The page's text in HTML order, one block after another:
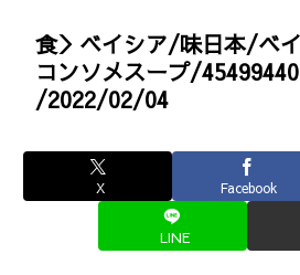
食＞ベイシア/味日本/ベ
コンソメスープ/
/2022/02/04
X Facebook
LINE